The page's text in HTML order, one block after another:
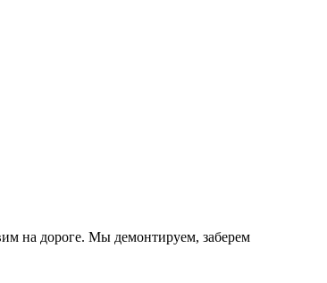
на дороге. Мы демонтируем, заберем